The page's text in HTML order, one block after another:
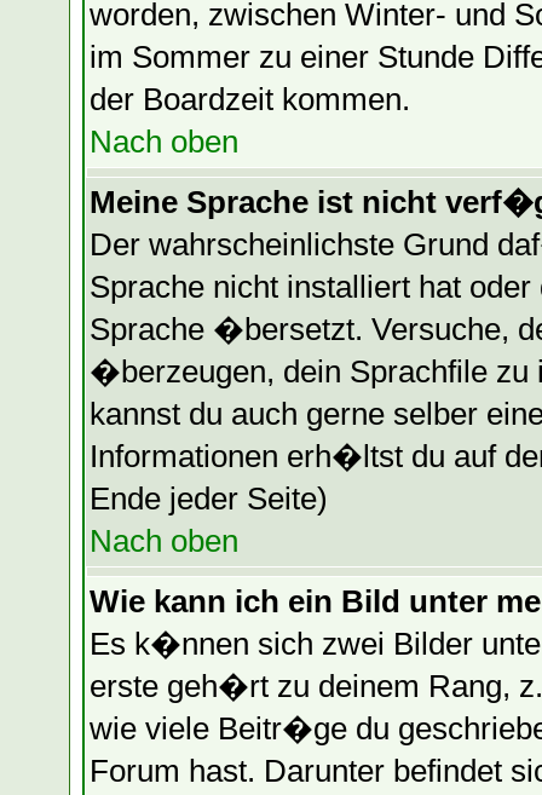
worden, zwischen Winter- und
im Sommer zu einer Stunde
der Boardzeit kommen.
Nach oben
Meine Sprache ist nicht
Der wahrscheinlichste Grund
Sprache nicht installiert hat
Sprache �bersetzt. Versuche,
�berzeugen, dein Sprachfile zu
kannst du auch gerne selber
Informationen erh�ltst du auf
Ende jeder Seite)
Nach oben
Wie kann ich ein Bild unter
Es k�nnen sich zwei Bilder
erste geh�rt zu deinem Rang,
wie viele Beitr�ge du
Forum hast. Darunter befindet